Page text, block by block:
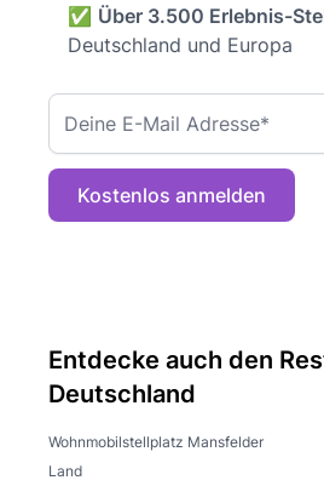
✅ Über 3.500 Erlebnis-
Deutschland und Europa
Kostenlos anmelden
Entdecke auch den
Deutschland
Wohnmobilstellplatz Mansfelder
Land